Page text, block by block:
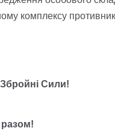
комплексу
Сили!